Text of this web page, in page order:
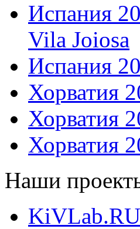
Испания
Vila Joiosa
Испания
Хорватия
Хорватия
Хорватия
Наши